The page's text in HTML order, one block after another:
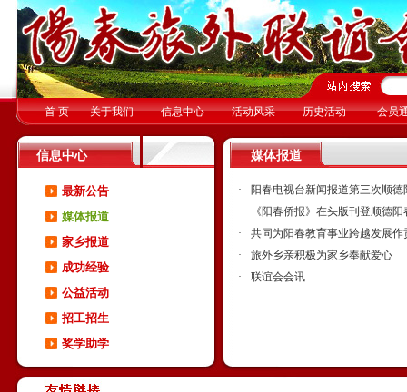
首 页 关于我们 信息中心 活动风采 历史活动 会员
信息中心
最新公告
媒体报道
家乡报道
成功经验
公益活动
招工招生
奖学助学
媒体报道
·
阳春电视台新闻报道第三次顺
·
《阳春侨报》在头版刊登顺德
·
共同为阳春教育事业跨越发展作
·
旅外乡亲积极为家乡奉献爱心
·
联谊会会讯